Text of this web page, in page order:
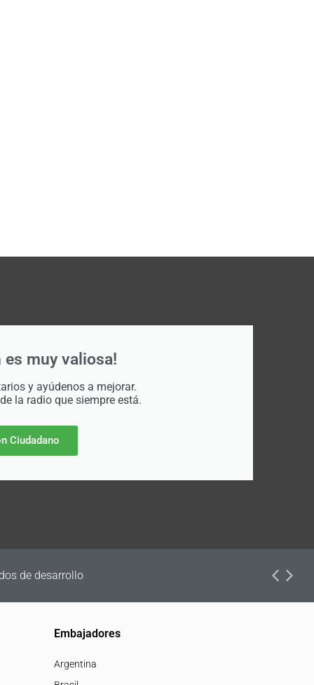
es muy valiosa!
y ayúdenos a mejorar.
la radio que siempre está.
Ciudadano
de desarrollo
Embajadores
Argentina